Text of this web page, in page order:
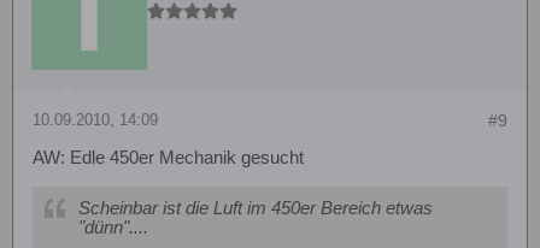
#9
10.09.2010, 14:09
AW: Edle 450er Mechanik gesucht
Scheinbar ist die Luft im 450er Bereich etwas
"dünn"....